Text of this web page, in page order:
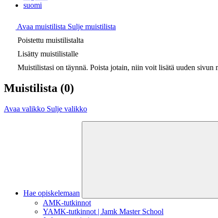
suomi
Avaa muistilista Sulje muistilista
Poistettu muistilistalta
Lisätty muistilistalle
Muistilistasi on täynnä. Poista jotain, niin voit lisätä uuden sivun
Muistilista (0)
Avaa valikko Sulje valikko
Hae opiskelemaan
AMK-tutkinnot
YAMK-tutkinnot | Jamk Master School